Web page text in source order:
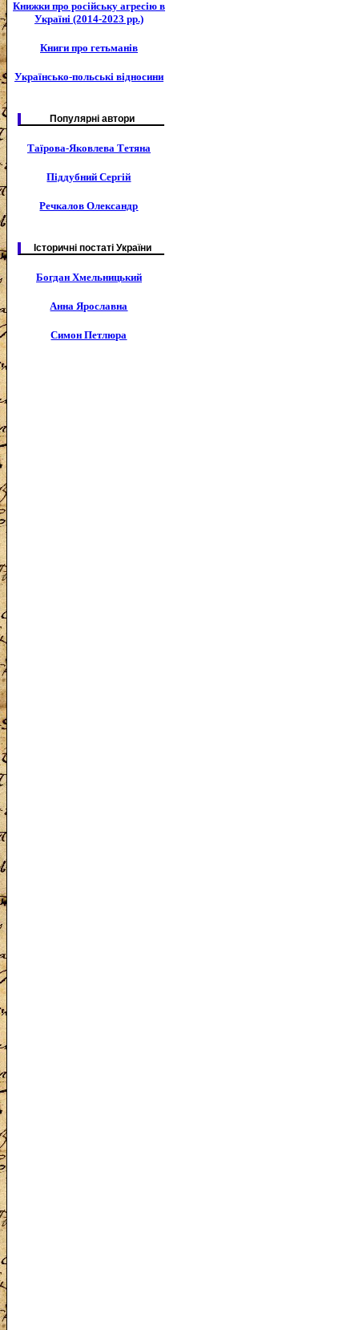
Книжки про російську агресію в
Україні (2014-2023 рр.)
Книги про гетьманів
Українсько-польські відносини
Популярні автори
Таїрова-Яковлева Тетяна
Піддубний Сергій
Речкалов Олександр
Історичні постаті України
Богдан Хмельницький
Анна Ярославна
Симон Петлюра